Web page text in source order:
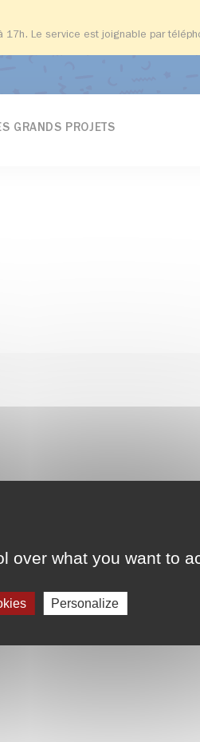
over what you want to
Personalize
Le service est joignable par
GRANDS PROJETS